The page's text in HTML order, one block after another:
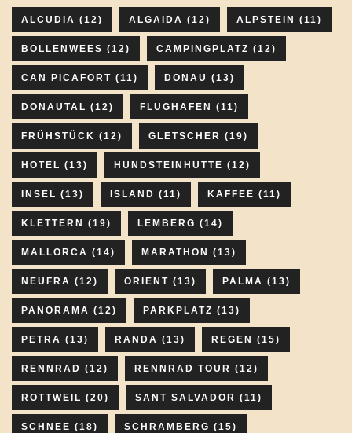
ALCUDIA (12) ALGAIDA (12) ALPSTEIN (11)
BOLLENWEES (12) CAMPINGPLATZ (12)
CAN PICAFORT (11) DONAU (13)
DONAUTAL (12) FLUGHAFEN (11)
FRÜHSTÜCK (12) GLETSCHER (19)
HOTEL (13) HUNDSTEINHÜTTE (12)
INSEL (13) ISLAND (11) KAFFEE (11)
KLETTERN (19) LEMBERG (14)
MALLORCA (14) MARATHON (13)
NEUFRA (12) ORIENT (13) PALMA (13)
PANORAMA (12) PARKPLATZ (13)
PETRA (13) RANDA (13) REGEN (15)
RENNRAD (12) RENNRAD TOUR (12)
ROTTWEIL (20) SANT SALVADOR (11)
SCHNEE (18) SCHRAMBERG (15)